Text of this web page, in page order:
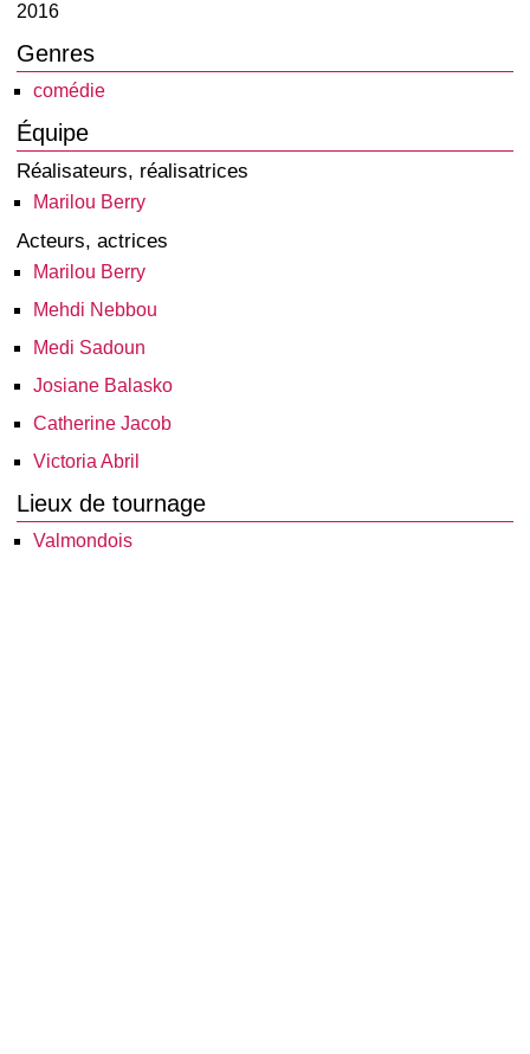
2016
Genres
comédie
Équipe
Réalisateurs, réalisatrices
Marilou Berry
Acteurs, actrices
Marilou Berry
Mehdi Nebbou
Medi Sadoun
Josiane Balasko
Catherine Jacob
Victoria Abril
Lieux de tournage
Valmondois